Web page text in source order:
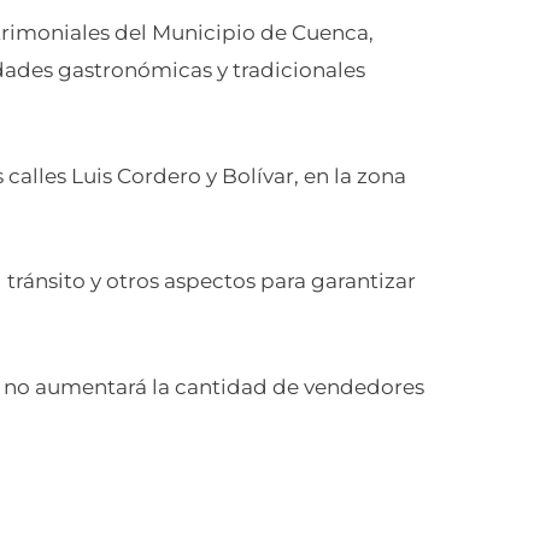
del Municipio de Cuenca,
gastronómicas y tradicionales
Luis Cordero y Bolívar, en la zona
y otros aspectos para garantizar
aumentará la cantidad de vendedores